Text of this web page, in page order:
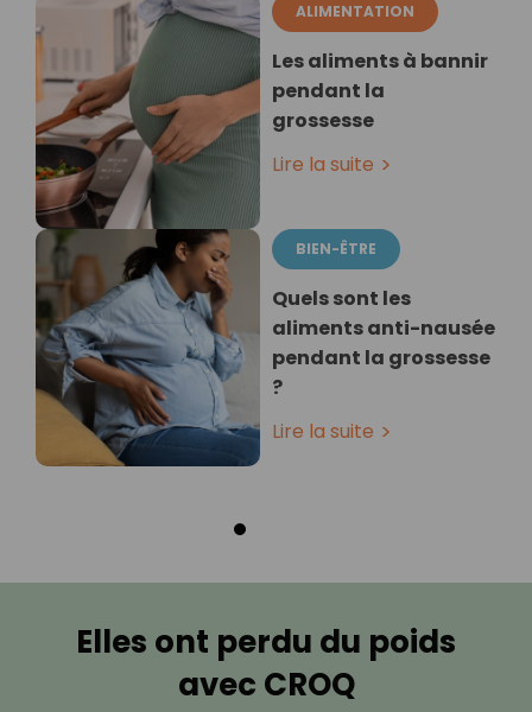
ALIMENTATION
Les aliments à bannir
pendant la
grossesse
Lire la suite
BIEN-ÊTRE
Quels sont les
aliments anti-nausée
pendant la grossesse
?
Lire la suite
Elles ont perdu du poids
avec CROQ